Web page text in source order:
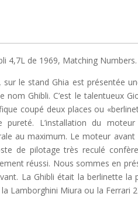
4,7L de 1969, Matching Numbers.
sur le stand Ghia est présentée
nom Ghibli. C’est le talentueux
coupé deux places ou
pureté. L’installation du
au maximum. Le moteur
de pilotage très reculé
réussi. Nous sommes en
La Ghibli était la berlinette la
Lamborghini Miura ou la Ferrari